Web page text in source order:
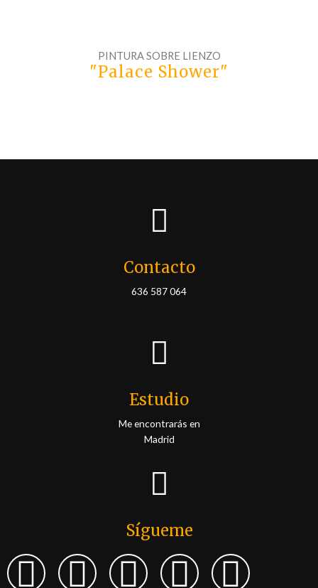
PINTURA SOBRE LIENZO
"Palace Shower"
Contacto
636 587 064
Estudio
Me encontrarás en
Madrid
Sígueme
F
I
L
T
P